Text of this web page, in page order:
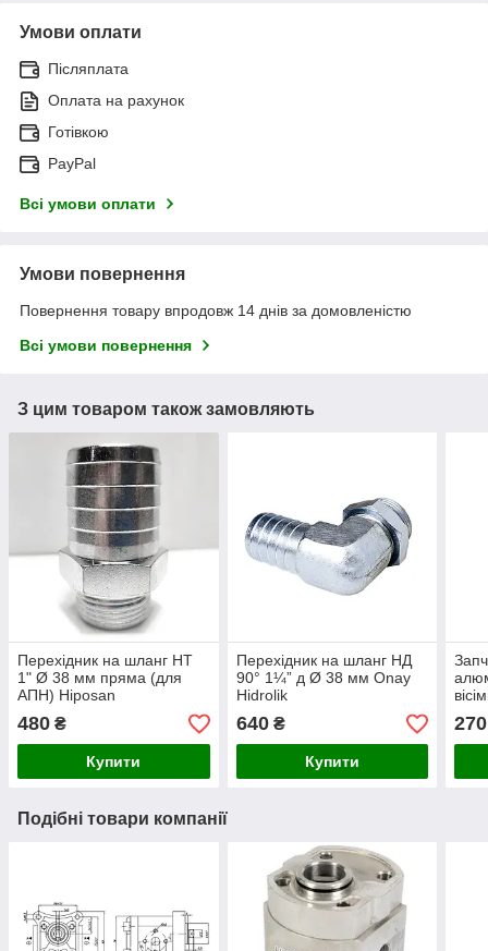
Умови оплати
Післяплата
Оплата на рахунок
Готівкою
PayPal
Всі умови оплати
Умови повернення
Повернення товару впродовж 14 днів за домовленістю
Всі умови повернення
З цим товаром також замовляють
Перехідник на шланг НТ
1" Ø 38 мм пряма (для
АПН) Hiposan
480 ₴
Купити
Перехідник на шланг НД
90° 1¼” д Ø 38 мм Onay
Hidrolik
640₴
Купити
270
Подібні товари компанії